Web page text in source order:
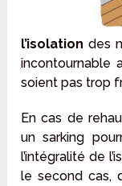
l’isolationdes
incontournable
soient pas trop
En cas de
un sarking
l’intégralité de
le second cas,